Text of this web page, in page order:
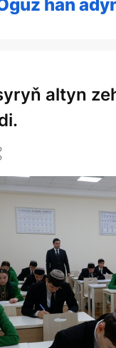
han
altyn